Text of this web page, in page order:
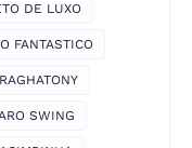
DE LUXO
FANTASTICO
RAGHATONY
SWING